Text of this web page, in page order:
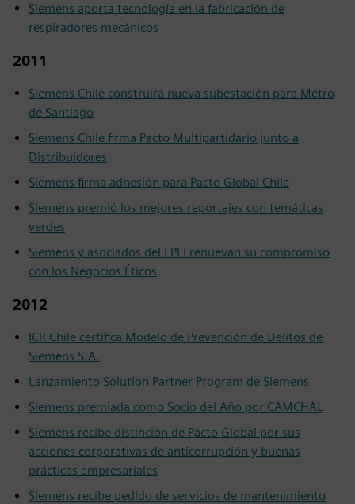
Siemens aporta tecnología en la fabricación de
respiradores mecánicos
2011
Siemens Chile construirá nueva subestación para Metro
de Santiago
Siemens Chile firma Pacto Multipartidario junto a
Distribuidores
Siemens firma adhesión para Pacto Global Chile
Siemens premió los mejores reportajes con temáticas
verdes
Siemens y asociados del EPEI renuevan su compromiso
con los Negocios Éticos
2012
ICR Chile certifica Modelo de Prevención de Delitos de
Siemens S.A.
Lanzamiento Solution Partner Program de Siemens
Siemens premiada como Socio del Año por CAMCHAL
Siemens recibe distinción de Pacto Global por sus
acciones corporativas de anticorrupción y buenas
prácticas empresariales
Siemens recibe pedido de servicios de mantenimiento